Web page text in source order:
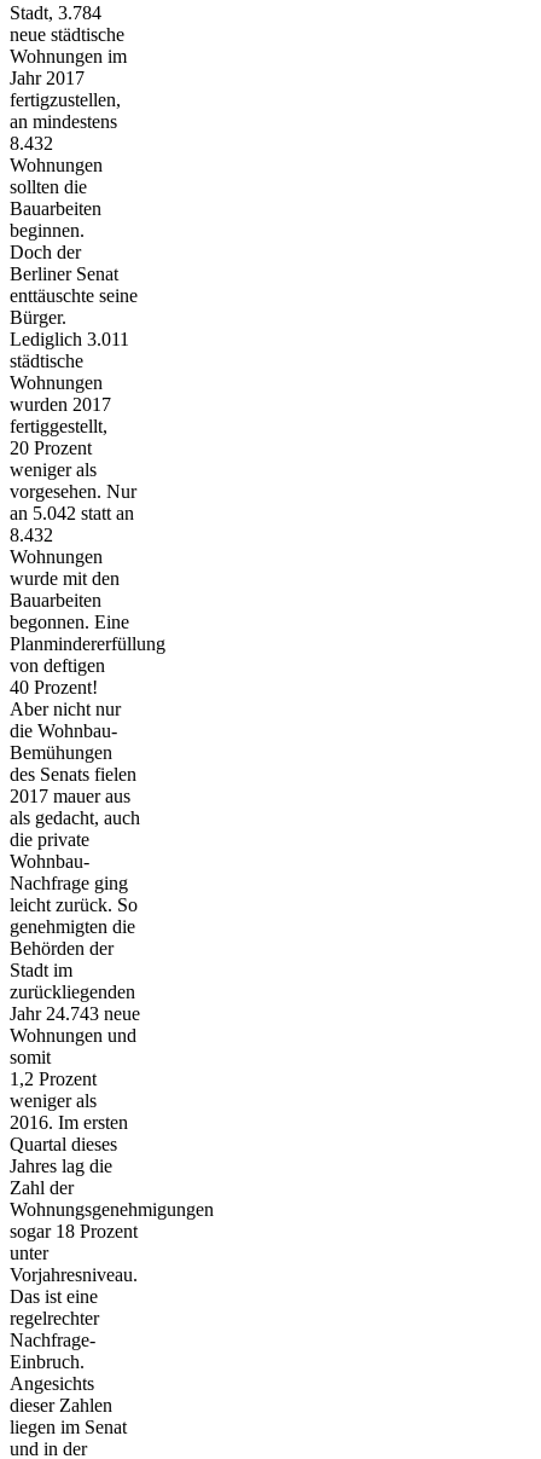
Stadt, 3.784
neue städtische
Wohnungen im
Jahr 2017
fertigzustellen,
an mindestens
8.432
Wohnungen
sollten die
Bauarbeiten
beginnen.
Doch der
Berliner Senat
enttäuschte seine
Bürger.
Lediglich 3.011
städtische
Wohnungen
wurden 2017
fertiggestellt,
20 Prozent
weniger als
vorgesehen. Nur
an 5.042 statt an
8.432
Wohnungen
wurde mit den
Bauarbeiten
begonnen. Eine
Planmindererfüllung
von deftigen
40 Prozent!
Aber nicht nur
die Wohnbau-
Bemühungen
des Senats fielen
2017 mauer aus
als gedacht, auch
die private
Wohnbau-
Nachfrage ging
leicht zurück. So
genehmigten die
Behörden der
Stadt im
zurückliegenden
Jahr 24.743 neue
Wohnungen und
somit
1,2 Prozent
weniger als
2016. Im ersten
Quartal dieses
Jahres lag die
Zahl der
Wohnungsgenehmigungen
sogar 18 Prozent
unter
Vorjahresniveau.
Das ist eine
regelrechter
Nachfrage-
Einbruch.
Angesichts
dieser Zahlen
liegen im Senat
und in der